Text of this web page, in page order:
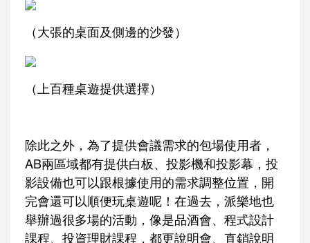
（大張的桌面及側邊的沙發）
（上百種桌遊提供選擇）
除此之外，為了提供會議需求的包場使用者，
AB兩區域都有提供白板、投影機和投影幕，投
影設備也可以跟根據使用的需求調整位置，開
完會還可以順便玩桌遊呢！在過去，派樂地也
舉辦過很多場的活動，像是品酒會、程式設計
課程、投資理財課程，都更說明會、直銷說明